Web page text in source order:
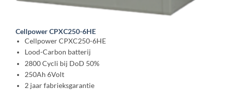
Cellpower CPXC250-6HE
Cellpower CPXC250-6HE
Lood-Carbon batterij
2800 Cycli bij DoD 50%
250Ah 6Volt
2 jaar fabrieksgarantie